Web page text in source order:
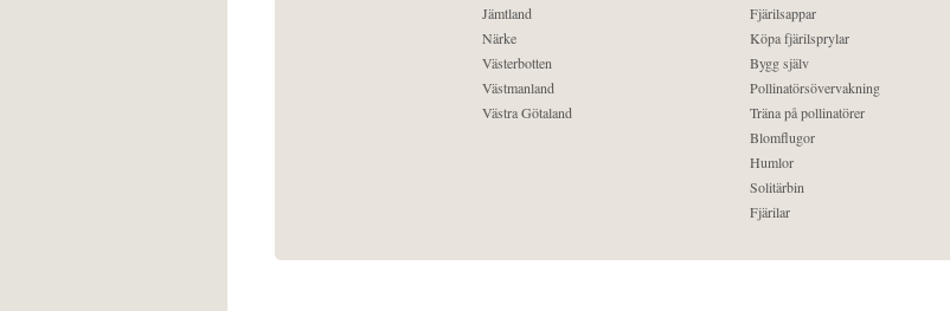
Jämtland
Närke
Västerbotten
Västmanland
Västra Götaland
Fjärilsappar
Köpa fjärilsprylar
Bygg själv
Pollinatörsövervakning
Träna på pollinatörer
Blomflugor
Humlor
Solitärbin
Fjärilar